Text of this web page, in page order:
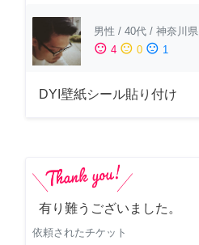
男性 / 40代 / 神奈川県
sentiment_satisfied 4 sentiment_neutral 0 sentiment_dissatisfied 1
DYI壁紙シール貼り付け
有り難うございました。
依頼されたチケット